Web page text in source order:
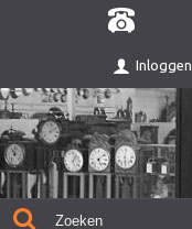
Inloggen